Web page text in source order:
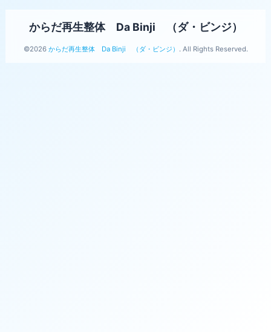
からだ再生整体 Da Binji （ダ・ビンジ）
©2026 からだ再生整体 Da Binji （ダ・ビンジ） . All Rights Reserved.